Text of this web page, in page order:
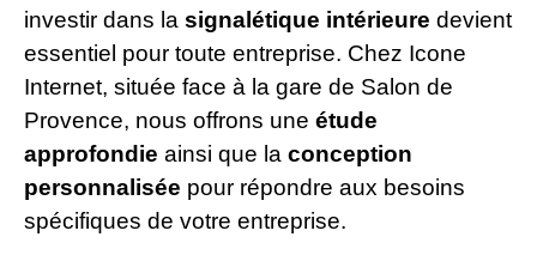
investir dans la signalétique intérieure devient
essentiel pour toute entreprise. Chez Icone
Internet, située face à la gare de Salon de
Provence, nous offrons une étude
approfondie ainsi que la conception
personnalisée pour répondre aux besoins
spécifiques de votre entreprise.